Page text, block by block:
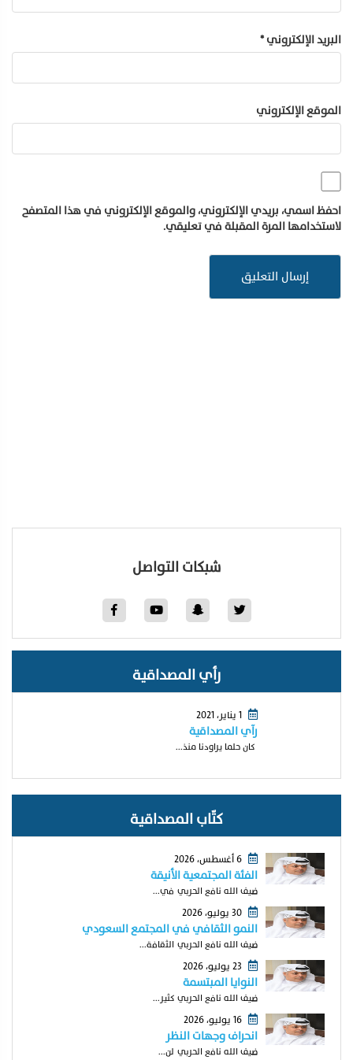
البريد الإلكتروني*
الموقع الإلكتروني
احفظ اسمي، بريدي الإلكتروني، والموقع الإلكتروني في هذا المتصفح
لاستخدامها المرة المقبلة في تعليقي.
شبكات التواصل
رأي المصداقية
1 يناير، 2021
رآي المصداقية
كان حلما يراودنا منذ...
كتّاب المصداقية
6 أغسطس، 2026
الفئة المجتمعية الأنيقة
ضيف الله نافع الحربي في...
30 يوليو، 2026
النمو الثقافي في المجتمع السعودي
ضيف الله نافع الحربي الثقافة...
النوايا المبتسمة
ضيف الله نافع الحربي كثير...
16 يوليو، 2026
انحراف وجهات النظر
ضيف الله نافع الحربي لن...